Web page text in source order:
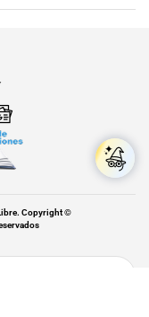
Copyright ©